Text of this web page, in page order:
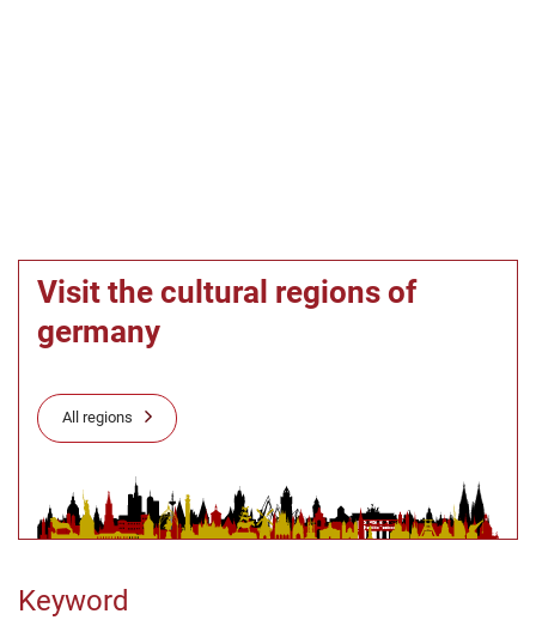
Visit the cultural regions of
germany
All regions
Keyword